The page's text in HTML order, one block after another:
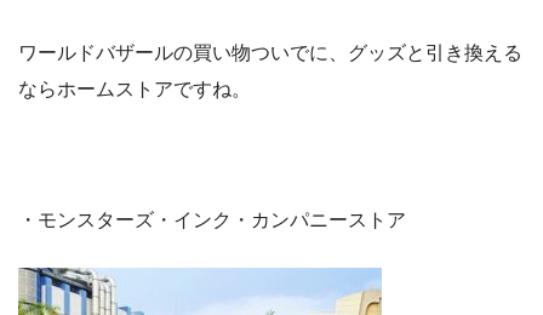
ワールドバザールの買い物ついでに、グッズと引き換える
ならホームストアですね。
・モンスターズ・インク・カンパニーストア